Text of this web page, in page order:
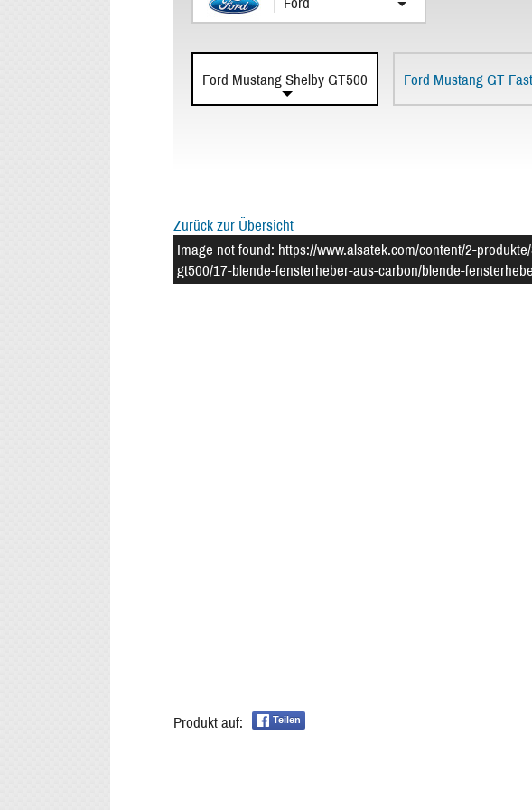
Ford Mustang Shelby GT500 Ford Mustang GT
Zurück zur Übersicht
Image not found: https://www.alsatek.com/content/2-
gt500/17-blende-fensterheber-aus-carbon/blende-
Produkt auf: Teilen